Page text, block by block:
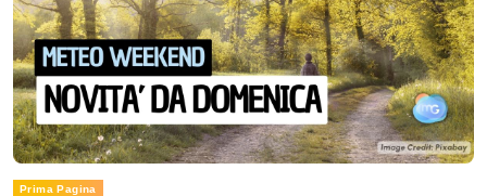
Prima Pagina